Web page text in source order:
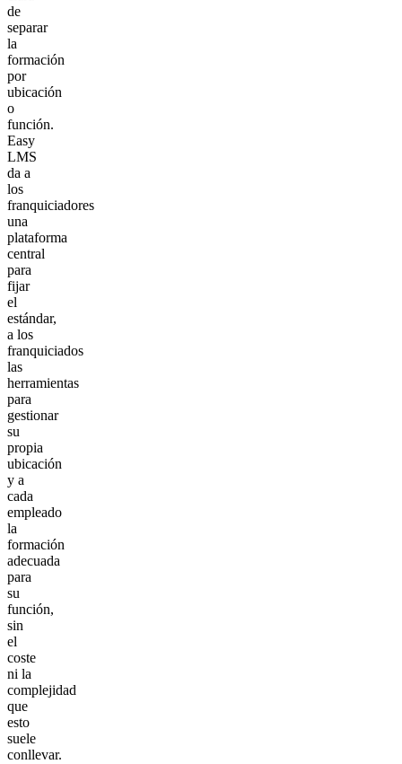
de
separar
la
formación
por
ubicación
o
función.
Easy
LMS
da a
los
franquiciadores
una
plataforma
central
para
fijar
el
estándar,
a los
franquiciados
las
herramientas
para
gestionar
su
propia
ubicación
y a
cada
empleado
la
formación
adecuada
para
su
función,
sin
el
coste
ni la
complejidad
que
esto
suele
conllevar.